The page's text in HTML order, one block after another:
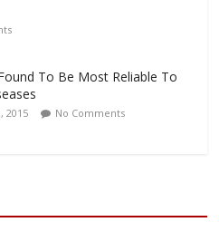
To Be Most Reliable To
2015 No Comments